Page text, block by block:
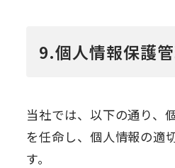
9.個人情報保護
当社では、以下の通り、
を任命し、個人情報の適
す。